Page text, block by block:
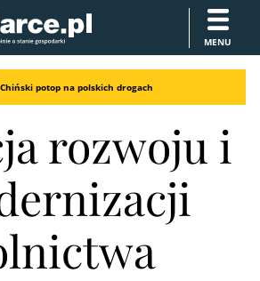
MENU
Chiński potop na polskich drogach
rozwoju i